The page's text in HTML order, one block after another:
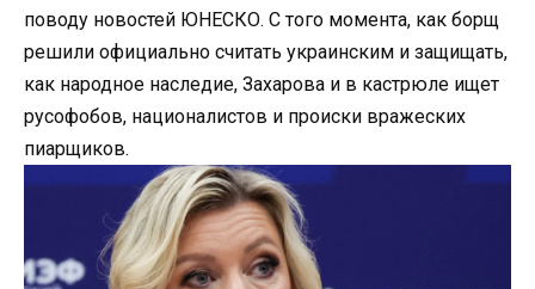
поводу новостей ЮНЕСКО. С того момента, как борщ
решили официально считать украинским и защищать,
как народное наследие, Захарова и в кастрюле ищет
русофобов, националистов и происки вражеских
пиарщиков.